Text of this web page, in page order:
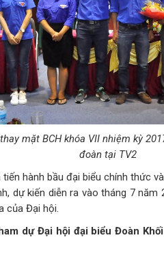
mặt BCH khóa VII nhiệm kỳ
đoàn tại TV2
hành bầu đại biểu chính thức
dự kiến diễn ra vào tháng 7
của Đại hội.
dự Đại hội đại biểu Đoàn